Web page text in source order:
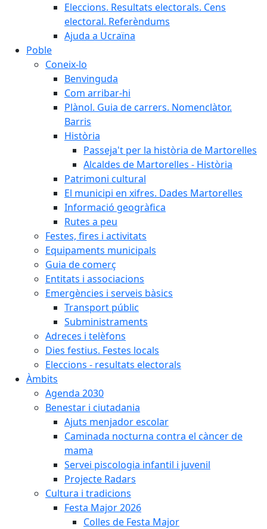
Eleccions. Resultats electorals. Cens
electoral. Referèndums
Ajuda a Ucraïna
Poble
Coneix-lo
Benvinguda
Com arribar-hi
Plànol. Guia de carrers. Nomenclàtor.
Barris
Història
Passeja't per la història de Martorelles
Alcaldes de Martorelles - Història
Patrimoni cultural
El municipi en xifres. Dades Martorelles
Informació geogràfica
Rutes a peu
Festes, fires i activitats
Equipaments municipals
Guia de comerç
Entitats i associacions
Emergències i serveis bàsics
Transport públic
Subministraments
Adreces i telèfons
Dies festius. Festes locals
Eleccions - resultats electorals
Àmbits
Agenda 2030
Benestar i ciutadania
Ajuts menjador escolar
Caminada nocturna contra el càncer de
mama
Servei piscologia infantil i juvenil
Projecte Radars
Cultura i tradicions
Festa Major 2026
Colles de Festa Major